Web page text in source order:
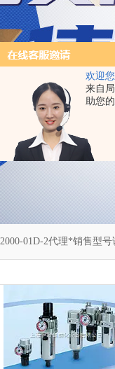
欢迎您
来自
助您
01D-2代理*销售型号